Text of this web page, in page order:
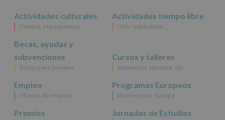
Actividades culturales
Cómics, exposiciones…
Actividades tiempo libre
Ocio, naturaleza…
Becas, ayudas y
subvenciones
Becas para jóvenes
Cursos y talleres
Animación, idiomas, etc…
Empleo
Ofertas de empleo
Programas Europeos
Muévete por Europa
Premios Jornadas de Estudios